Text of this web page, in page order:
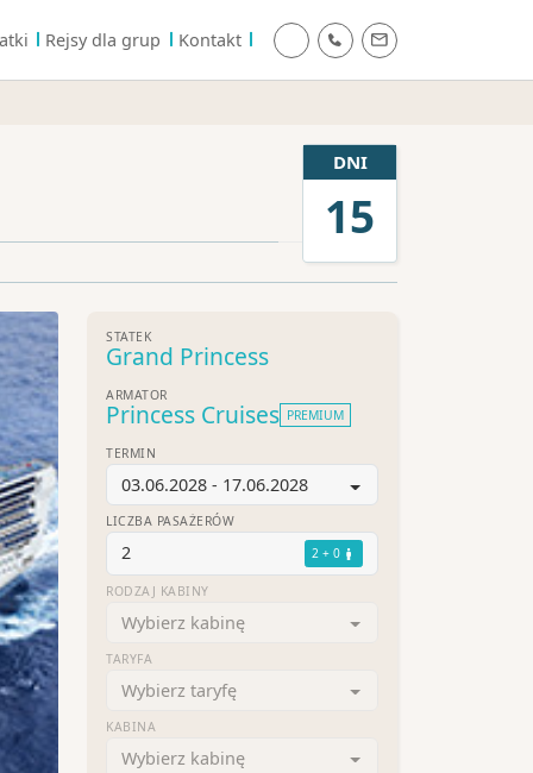
Rejsy dla grup Kontakt
DNI
15
STATEK
Grand Princess
ARMATOR
Princess Cruises PREMIUM
TERMIN
03.06.2028 - 17.06.2028
LICZBA PASAŻERÓW
2 2 + 0
RODZAJ KABINY
Wybierz kabinę
TARYFA
Wybierz taryfę
KABINA
Wybierz kabinę